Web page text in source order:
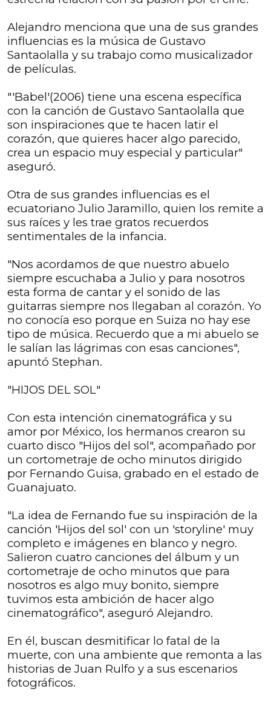
Alejandro menciona que una de sus grandes
influencias es la música de Gustavo
Santaolalla y su trabajo como musicalizador
de películas.
"'Babel'(2006) tiene una escena específica
con la canción de Gustavo Santaolalla que
son inspiraciones que te hacen latir el
corazón, que quieres hacer algo parecido,
crea un espacio muy especial y particular"
aseguró.
Otra de sus grandes influencias es el
ecuatoriano Julio Jaramillo, quien los remite a
sus raíces y les trae gratos recuerdos
sentimentales de la infancia.
"Nos acordamos de que nuestro abuelo
siempre escuchaba a Julio y para nosotros
esta forma de cantar y el sonido de las
guitarras siempre nos llegaban al corazón. Yo
no conocía eso porque en Suiza no hay ese
tipo de música. Recuerdo que a mi abuelo se
le salían las lágrimas con esas canciones",
apuntó Stephan.
"HIJOS DEL SOL"
Con esta intención cinematográfica y su
amor por México, los hermanos crearon su
cuarto disco "Hijos del sol", acompañado por
un cortometraje de ocho minutos dirigido
por Fernando Guisa, grabado en el estado de
Guanajuato.
"La idea de Fernando fue su inspiración de la
canción 'Hijos del sol' con un 'storyline' muy
completo e imágenes en blanco y negro.
Salieron cuatro canciones del álbum y un
cortometraje de ocho minutos que para
nosotros es algo muy bonito, siempre
tuvimos esta ambición de hacer algo
cinematográfico", aseguró Alejandro.
En él, buscan desmitificar lo fatal de la
muerte, con una ambiente que remonta a las
historias de Juan Rulfo y a sus escenarios
fotográficos.